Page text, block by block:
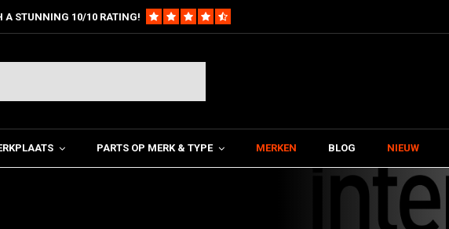
A STUNNING 10/10 RATING!
PARTS OP MERK & TYPE MERKEN BLOG NIEUW